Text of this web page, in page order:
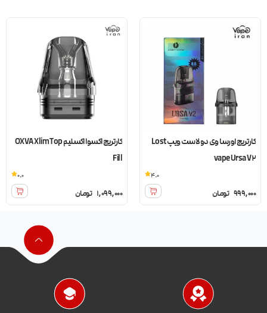
کارتریج اورسا وی دو لاست ویپ Lost
vape Ursa V2
999,000 تومان
4.0
کارتریج اکسوا اکسلیم OXVA Xlim Top
Fill
1,099,000 تومان
0.0